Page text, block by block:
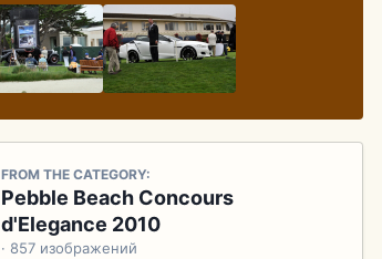
FROM THE CATEGORY:
Pebble Beach Concours
d'Elegance 2010
· 857 изображений